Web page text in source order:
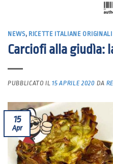
contenuti
NEWS, RICETTE ITALIANE ORIGINALI
Carciofi alla giudìa:
PUBBLICATO IL15 APRILE 2020 DA
15
Apr